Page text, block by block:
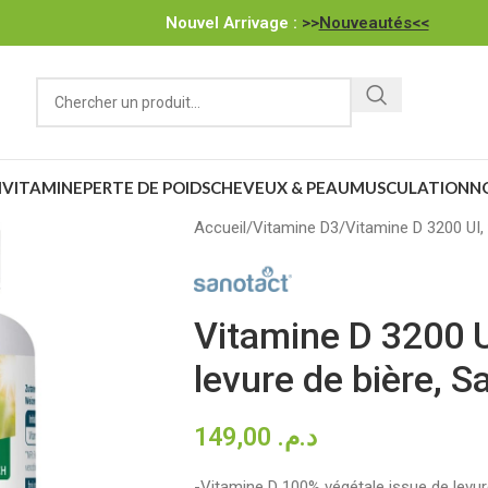
Nouvel Arrivage : >>Nouveautés<<
PERTE DE POIDSCHEVEUX & PEAUMUSCULATION
Accueil Vitamine D3 Vitamine D 3200
Vitamine D 3200
levure de bière,
د.م.